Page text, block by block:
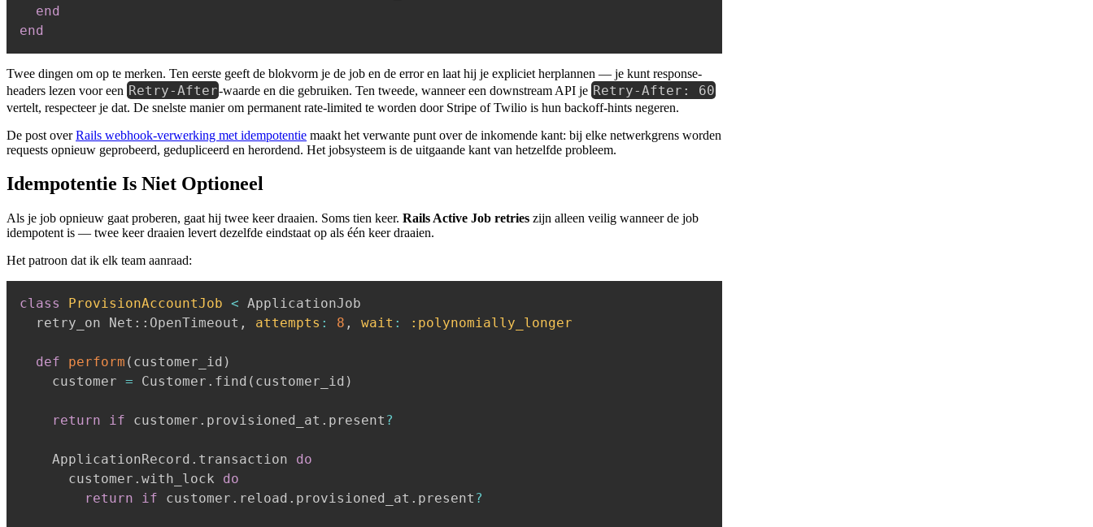
end
end
Twee dingen om op te merken. Ten eerste geeft de blokvorm je de job en de error en laat hij je expliciet herplannen — je kunt response-
headers lezen voor een Retry-After-waarde en die gebruiken. Ten tweede, wanneer een downstream API je Retry-After: 60
vertelt, respecteer je dat. De snelste manier om permanent rate-limited te worden door Stripe of Twilio is hun backoff-hints negeren.
De post overRails webhook-verwerking met idempotentie maakt het verwante punt over de inkomende kant: bij elke netwerkgrens worden
requests opnieuw geprobeerd, gedupliceerd en herordend. Het jobsysteem is de uitgaande kant van hetzelfde probleem.
Idempotentie Is Niet Optioneel
Als je job opnieuw gaat proberen, gaat hij twee keer draaien. Soms tien keer. Rails Active Job retries zijn alleen veilig wanneer de job
idempotent is — twee keer draaien levert dezelfde eindstaat op als één keer draaien.
Het patroon dat ik elk team aanraad:
class ProvisionAccountJob < ApplicationJob
  retry_on Net
:: OpenTimeout , attempts : 8 , wait : :polynomially_longer
def perform ( customer_id )
    customer
= Customer . find ( customer_id )
return if customer . provisioned_at . present ?
    ApplicationRecord
. transaction do
      customer
. with_lock do
return
if customer . reload . provisioned_at . present ?